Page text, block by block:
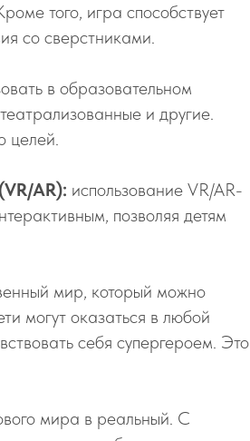
того, игра способствует
со сверстниками.
в образовательном
и другие.
целей.
AR): использование VR/AR-
позволяя детям
мир, который можно
могут оказаться в любой
себя супергероем. Это
мира в реальный. С